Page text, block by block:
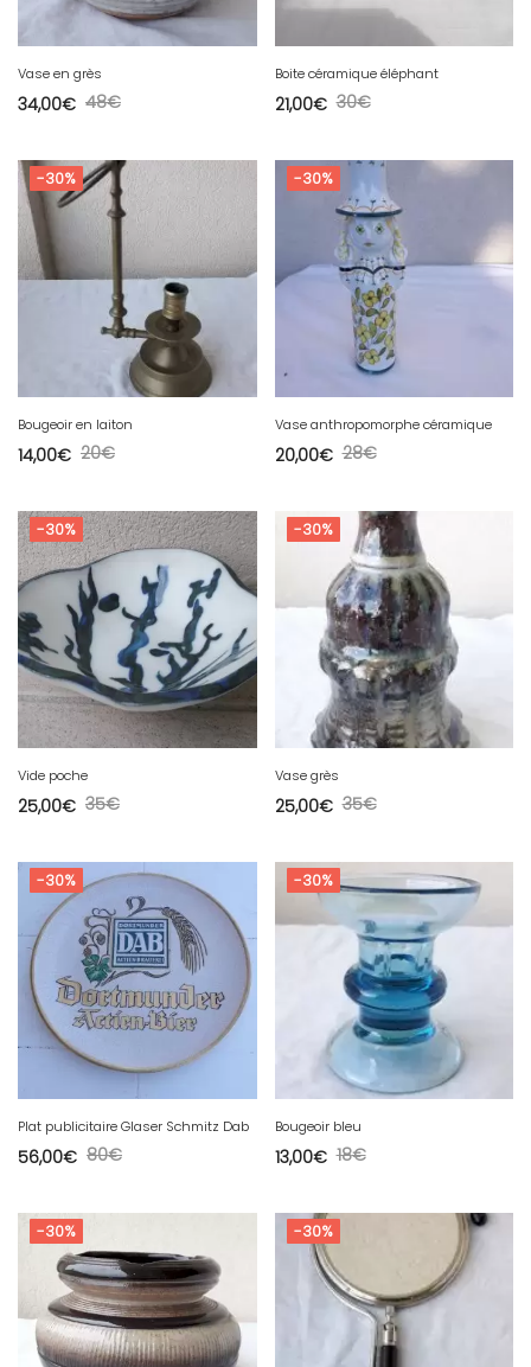
Vase en grès
48€
34,00€
Boite céramique éléphant
30€
21,00€
-30%
Bougeoir en laiton
20€
14,00€
-30%
Vase anthropomorphe céramique
28€
20,00€
-30%
Vide poche
35€
25,00€
-30%
Vase grès
35€
25,00€
-30%
Plat publicitaire Glaser Schmitz Dab
80€
56,00€
-30%
Bougeoir bleu
18€
13,00€
-30% -30%